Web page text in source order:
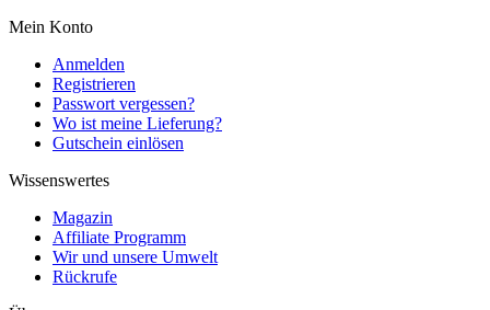
Mein Konto
Anmelden
Registrieren
Passwort vergessen?
Wo ist meine Lieferung?
Gutschein einlösen
Wissenswertes
Magazin
Affiliate Programm
Wir und unsere Umwelt
Rückrufe